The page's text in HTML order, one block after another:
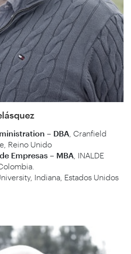
– DBA , Cranfield
Reino Unido
Empresas – MBA , INALDE
Indiana, Estados Unidos